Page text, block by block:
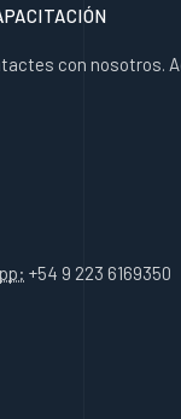
con nosotros.
+54 9 223 6169350